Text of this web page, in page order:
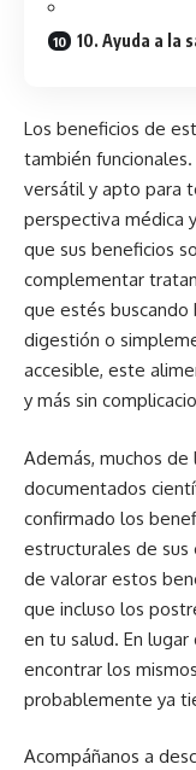
10. Ayuda a la
Los beneficios de
también
versátil y apto para
perspectiva médica
que sus beneficios
complementar
que estés buscando
digestión o
accesible, este
y más sin
Además, muchos
documentados
confirmado los
estructurales de
de valorar estos
que incluso los
en tu salud. En
encontrar los
probablemente ya
Acompáñanos a